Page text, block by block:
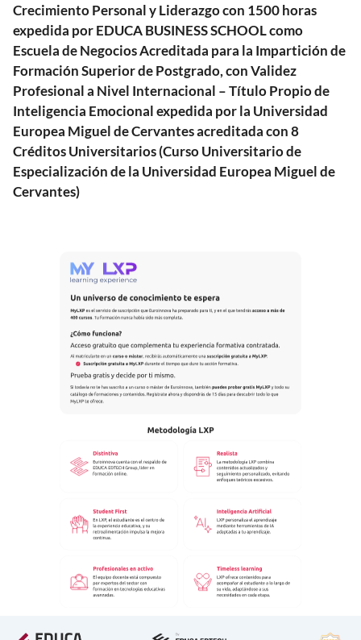
Crecimiento Personal y Liderazgo con 1500 horas
expedida por EDUCA BUSINESS SCHOOL como
Escuela de Negocios Acreditada para la Impartición de
Formación Superior de Postgrado, con Validez
Profesional a Nivel Internacional – Título Propio de
Inteligencia Emocional expedida por la Universidad
Europea Miguel de Cervantes acreditada con 8
Créditos Universitarios (Curso Universitario de
Especialización de la Universidad Europea Miguel de
Cervantes)